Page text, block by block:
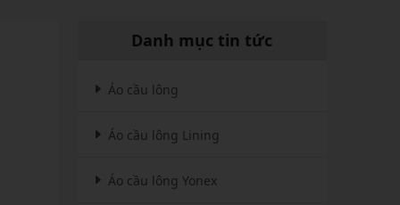
Túi Cầu Lông Lining
Túi Cầu Lông Victor
Túi Cầu Lông Apavi
MÁY ĐAN
Danh mục tin tức
Áo cầu lông
Áo cầu lông Lining
Áo cầu lông Yonex